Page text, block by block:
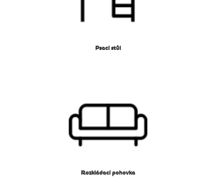
Psací stůl
Rozkládací pohovka